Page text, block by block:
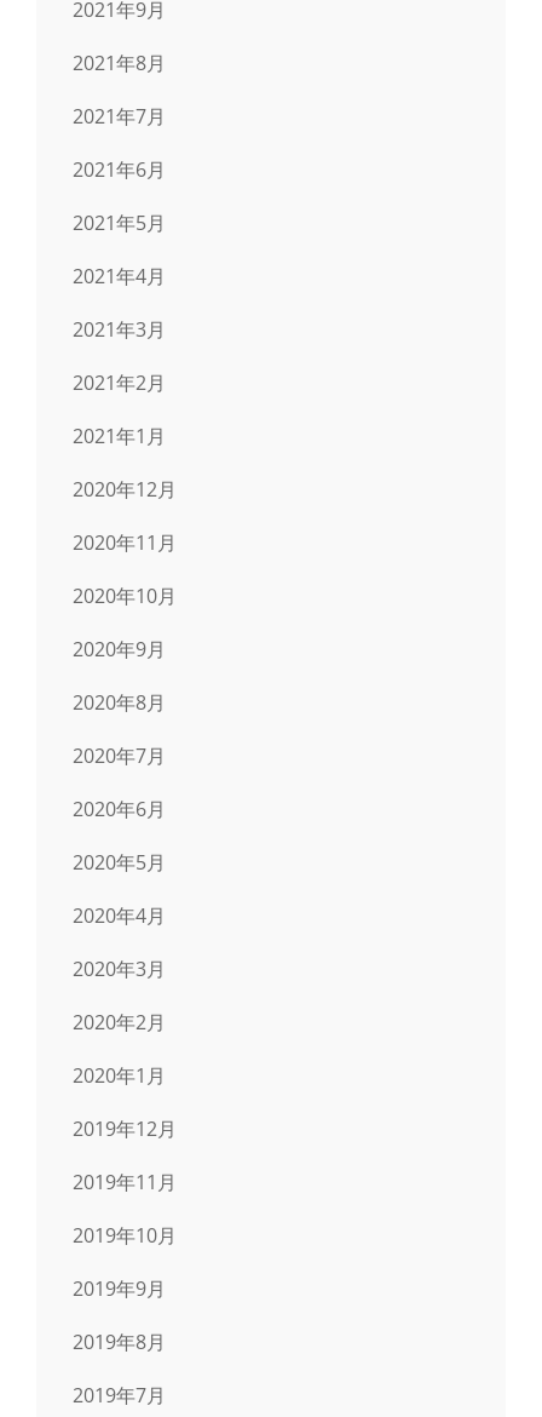
2021年9月
2021年8月
2021年7月
2021年6月
2021年5月
2021年4月
2021年3月
2021年2月
2021年1月
2020年12月
2020年11月
2020年10月
2020年9月
2020年8月
2020年7月
2020年6月
2020年5月
2020年4月
2020年3月
2020年2月
2020年1月
2019年12月
2019年11月
2019年10月
2019年9月
2019年8月
2019年7月